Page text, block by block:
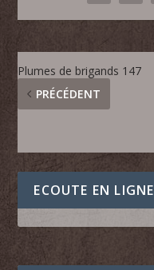
Plumes de brigands 147
PRÉCÉDENT
ECOUTE EN LIGNE